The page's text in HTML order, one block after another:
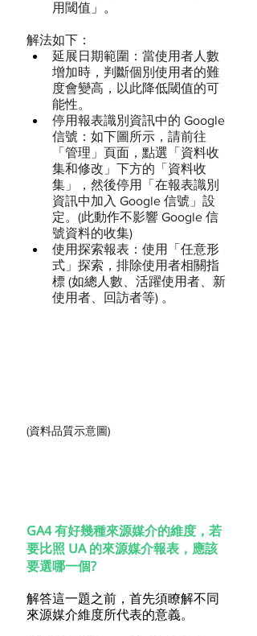
用閾值 」 。
解法如下：
延展日期範圍：當使用者人數
增加時，判斷個別使用者的難
度會變高，以此降低閾值的可
能性。
停用報表識別資訊中的 Google
信號：如下圖所示，請前往
「管理」頁面，點選「資料收
集和修改」下方的「資料收
集」，然後停用「在報表識別
資訊中加入 Google 信號」設
定。(此動作不影響 Google 信
號資料的收集)
使用探索報表：使用「任意形
式」探索，排除使用者相關指
標 (如總人數、活躍使用者、新
使用者、回訪者等) 。
(資料品質示意圖)
GA4 有好幾種來源媒介的維度，若
要比照 UA 的來源媒介報表，應該
要選哪一個?
解答這一題之前，首先須瞭解不同
來源媒介維度所代表的意義。